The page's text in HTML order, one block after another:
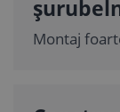
Montaj